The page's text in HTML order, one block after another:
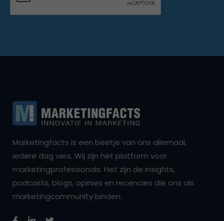
Marketingfacts is een beetje van ons allemaal,
iedere dag vers. Wij zijn hét platform voor
marketingprofessionals. Het zijn de insights,
podcasts, blogs, opinies en recencies die ons als
marketingcommunity binden.